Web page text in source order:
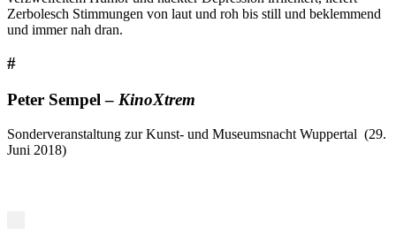
Zerbolesch Stimmungen von laut und roh bis still und beklemmend
und immer nah dran.
#
Peter Sempel – KinoXtrem
Sonderveranstaltung zur Kunst- und Museumsnacht Wuppertal (29.
Juni 2018)